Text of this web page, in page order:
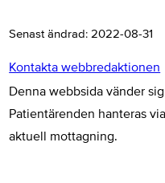
Senast ändrad:2022-08-31
Kontakta webbredaktionen
Denna webbsida vänder
Patientärenden hanteras
aktuell mottagning.